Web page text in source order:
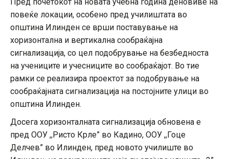
повеќе локации, особено пред училиштата во
општина Илинден се врши поставување на
хоризонтална и вертикална сообраќајна
сигнализација, со цел подобрување на безбедноста
на учениците и учесниците во сообраќајот. Во тие
рамки се реализира проектот за подобрување на
сообраќајната сигнализација на постојните улици во
општина Илинден.
Досега хоризонталната сигнализација обновена е
пред ООУ ,,Ристо Крле” во Кадино, ООУ ,,Гоце
Делчев” во Илинден, пред новото училиште во